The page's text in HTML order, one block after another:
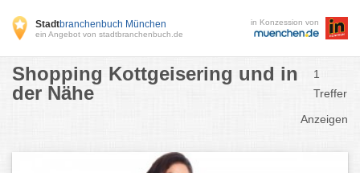
Stadtbranchenbuch München
ein Angebot von stadtbranchenbuch.de
in Konzession von
Shopping Kottgeisering und in
der Nähe
1
Treffer
Anzeigen